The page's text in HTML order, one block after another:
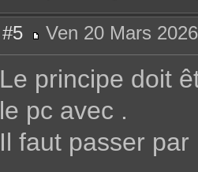
#5
e
Ven 20 Mars
Le principe doit
le pc avec .
Il faut passer